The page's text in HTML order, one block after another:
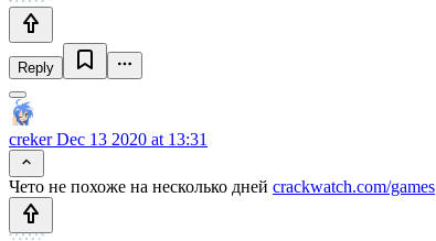
Reply
crekerDec 13 2020 at 13:31
Чето не похоже на несколько дней crackwatch.com/games